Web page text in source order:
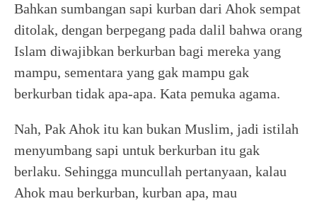
Bahkan sumbangan sapi kurban dari Ahok sempat
ditolak, dengan berpegang pada dalil bahwa orang
Islam diwajibkan berkurban bagi mereka yang
mampu, sementara yang gak mampu gak
berkurban tidak apa-apa. Kata pemuka agama.
Nah, Pak Ahok itu kan bukan Muslim, jadi istilah
menyumbang sapi untuk berkurban itu gak
berlaku. Sehingga muncullah pertanyaan, kalau
Ahok mau berkurban, kurban apa, mau